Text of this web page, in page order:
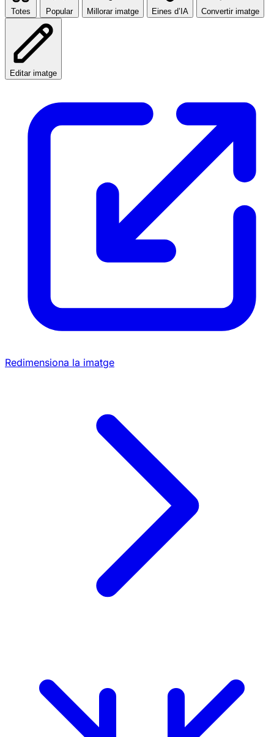
Totes Popular Millorar imatge Eines d’IA Convertir imatge
Editar imatge
Redimensiona la imatge